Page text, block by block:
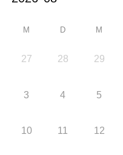
M D M
27 28 29
3 4 5
10 11 12